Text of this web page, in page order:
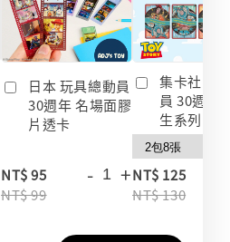
日本 玩具總動員
30週年 名場面膠
片透卡
NT$ 95
NT$ 99
- +
集卡社 玩
員 30週年
生系列 收
NT$ 125
NT$ 130